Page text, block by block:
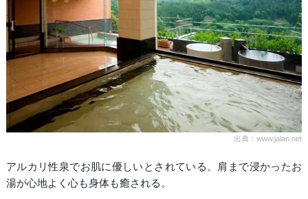
出典：www.jalan.net
アルカリ性泉でお肌に優しいとされている。肩まで浸かったお
湯が心地よく心も身体も癒される。